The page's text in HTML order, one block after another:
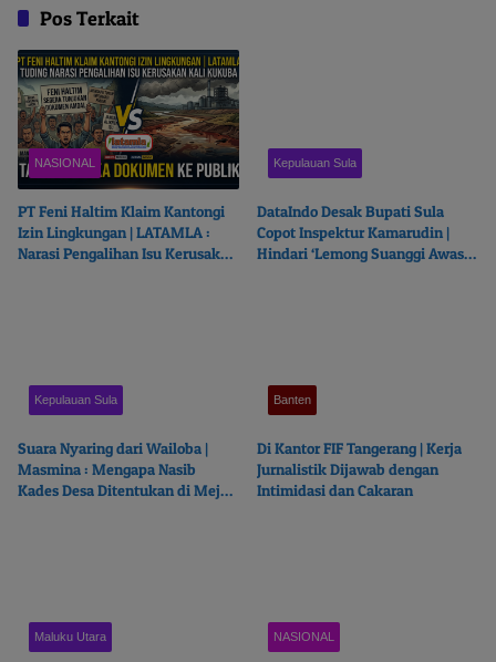
Pos Terkait
NASIONAL
PT Feni Haltim Klaim Kantongi
Izin Lingkungan | LATAMLA :
Narasi Pengalihan Isu Kerusakan
Kepulauan Sula
DataIndo Desak Bupati Sula
Copot Inspektur Kamarudin |
Hindari ‘Lemong Suanggi Awasi
Kepulauan Sula
Suara Nyaring dari Wailoba |
Masmina : Mengapa Nasib
Kades Desa Ditentukan di Meja
Banten
Di Kantor FIF Tangerang | Kerja
Jurnalistik Dijawab dengan
Intimidasi dan Cakaran
Maluku Utara NASIONAL